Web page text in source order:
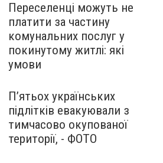
Переселенці можуть не
платити за частину
комунальних послуг у
покинутому житлі: які
умови
П’ятьох українських
підлітків евакуювали з
тимчасово окупованої
території, - ФОТО